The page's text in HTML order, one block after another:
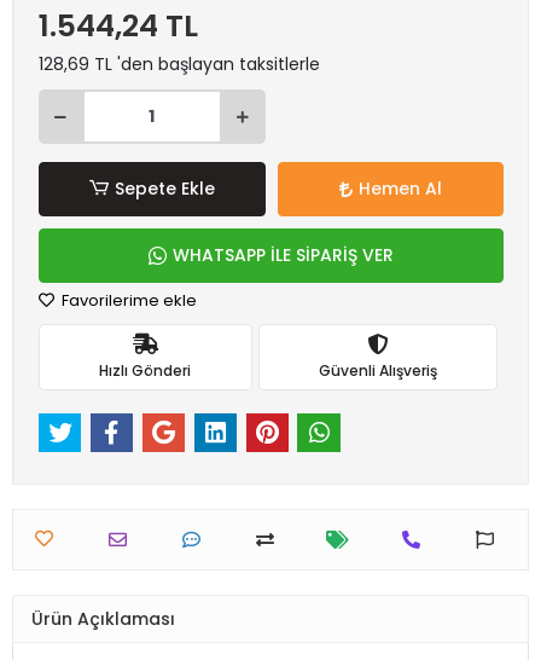
1.544,24 TL
128,69 TL 'den başlayan taksitlerle
Sepete Ekle Hemen Al
WHATSAPP İLE SİPARİŞ VER
Favorilerime ekle
Hızlı Gönderi Güvenli Alışveriş
Ürün Açıklaması